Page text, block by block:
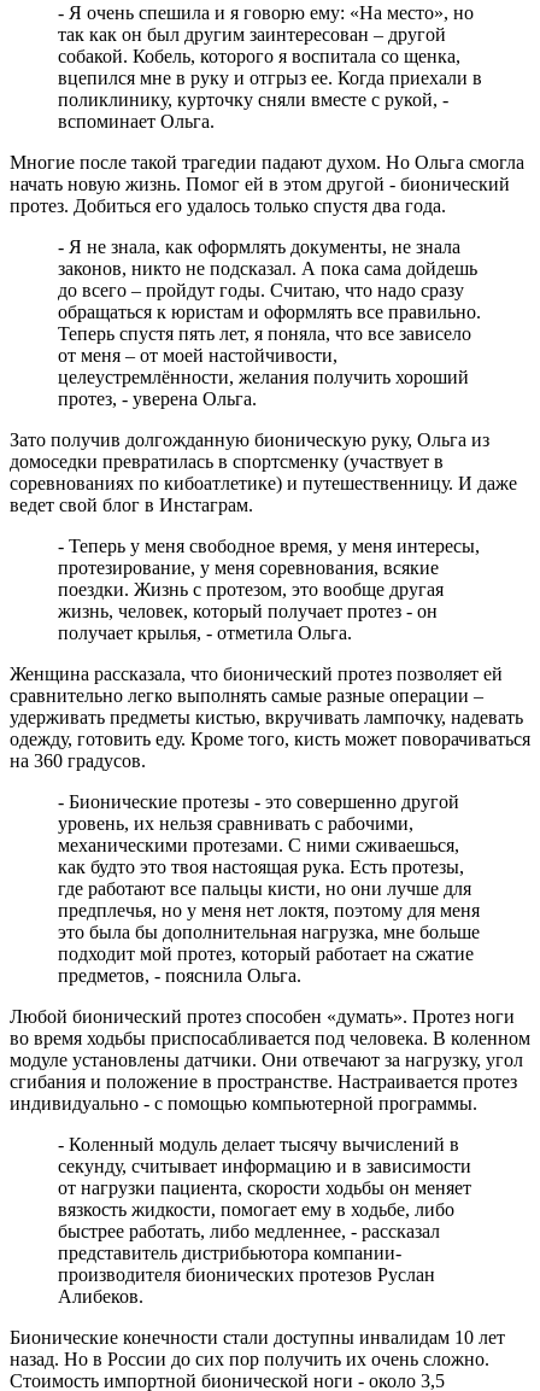
- Я очень спешила и я говорю ему: «На место», но
так как он был другим заинтересован – другой
собакой. Кобель, которого я воспитала со щенка,
вцепился мне в руку и отгрыз ее. Когда приехали в
поликлинику, курточку сняли вместе с рукой, -
вспоминает Ольга.
Многие после такой трагедии падают духом. Но Ольга смогла
начать новую жизнь. Помог ей в этом другой - бионический
протез. Добиться его удалось только спустя два года.
- Я не знала, как оформлять документы, не знала
законов, никто не подсказал. А пока сама дойдешь
до всего – пройдут годы. Считаю, что надо сразу
обращаться к юристам и оформлять все правильно.
Теперь спустя пять лет, я поняла, что все зависело
от меня – от моей настойчивости,
целеустремлённости, желания получить хороший
протез, - уверена Ольга.
Зато получив долгожданную бионическую руку, Ольга из
домоседки превратилась в спортсменку (участвует в
соревнованиях по кибоатлетике) и путешественницу. И даже
ведет свой блог в Инстаграм.
- Теперь у меня свободное время, у меня интересы,
протезирование, у меня соревнования, всякие
поездки. Жизнь с протезом, это вообще другая
жизнь, человек, который получает протез - он
получает крылья, - отметила Ольга.
Женщина рассказала, что бионический протез позволяет ей
сравнительно легко выполнять самые разные операции –
удерживать предметы кистью, вкручивать лампочку, надевать
одежду, готовить еду. Кроме того, кисть может поворачиваться
на 360 градусов.
- Бионические протезы - это совершенно другой
уровень, их нельзя сравнивать с рабочими,
механическими протезами. С ними сживаешься,
как будто это твоя настоящая рука. Есть протезы,
где работают все пальцы кисти, но они лучше для
предплечья, но у меня нет локтя, поэтому для меня
это была бы дополнительная нагрузка, мне больше
подходит мой протез, который работает на сжатие
предметов, - пояснила Ольга.
Любой бионический протез способен «думать». Протез ноги
во время ходьбы приспосабливается под человека. В коленном
модуле установлены датчики. Они отвечают за нагрузку, угол
сгибания и положение в пространстве. Настраивается протез
индивидуально - с помощью компьютерной программы.
- Коленный модуль делает тысячу вычислений в
секунду, считывает информацию и в зависимости
от нагрузки пациента, скорости ходьбы он меняет
вязкость жидкости, помогает ему в ходьбе, либо
быстрее работать, либо медленнее, - рассказал
представитель дистрибьютора компании-
производителя бионических протезов Руслан
Алибеков.
Бионические конечности стали доступны инвалидам 10 лет
назад. Но в России до сих пор получить их очень сложно.
Стоимость импортной бионической ноги - около 3,5